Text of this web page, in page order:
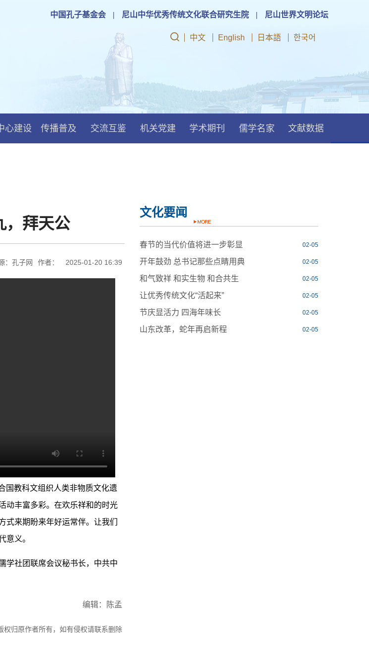
中国孔子基金会 | 尼山中华优秀传统文化联合研究生院 | 尼山世界文明论坛
中文 English 日本語 한국어
心建设 传播普及 交流互鉴 机关党建 学术期刊 儒学名家 文献数据
拜天公
：孔子网 作者： 2025-01-20 16:39
教科文组织人类非物质文化遗
动丰富多彩。在欢乐祥和的时光
式来期盼来年好运常伴。让我们
意义。
社团联席会议秘书长，中共中
编辑：陈孟
权归原作者所有，如有侵权请联系删除
文化要闻
02-05
春节的当代价值将进一步彰显
02-05
开年鼓劲 总书记那些点睛用典
02-05
和气致祥 和实生物 和合共生
02-05
让优秀传统文化“活起来”
02-05
节庆显活力 四海年味长
02-05
山东改革，蛇年再启新程